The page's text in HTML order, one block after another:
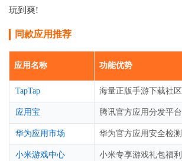
玩到爽!
同款应用推荐
应用名称 功能优势
TapTap 海量正版手游下载社区
应用宝 腾讯官方应用分发平台
华为应用市场 华为官方应用安全检测
小米游戏中心 小米专享游戏礼包福利